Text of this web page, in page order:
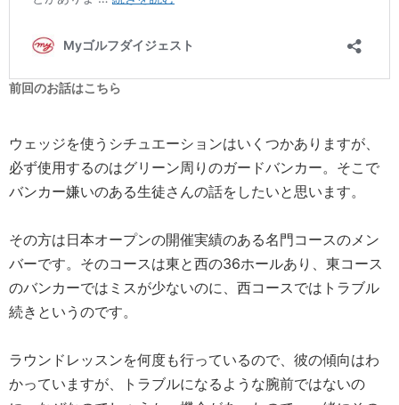
前回のお話はこちら
ウェッジを使うシチュエーションはいくつかありますが、
必ず使用するのはグリーン周りのガードバンカー。そこで
バンカー嫌いのある生徒さんの話をしたいと思います。
その方は日本オープンの開催実績のある名門コースのメン
バーです。そのコースは東と西の36ホールあり、東コース
のバンカーではミスが少ないのに、西コースではトラブル
続きというのです。
ラウンドレッスンを何度も行っているので、彼の傾向はわ
かっていますが、トラブルになるような腕前ではないの